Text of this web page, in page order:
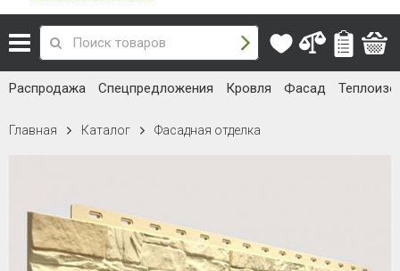
Распродажа Спецпредложения Кровля Фасад
Главная Каталог Фасадная отделка